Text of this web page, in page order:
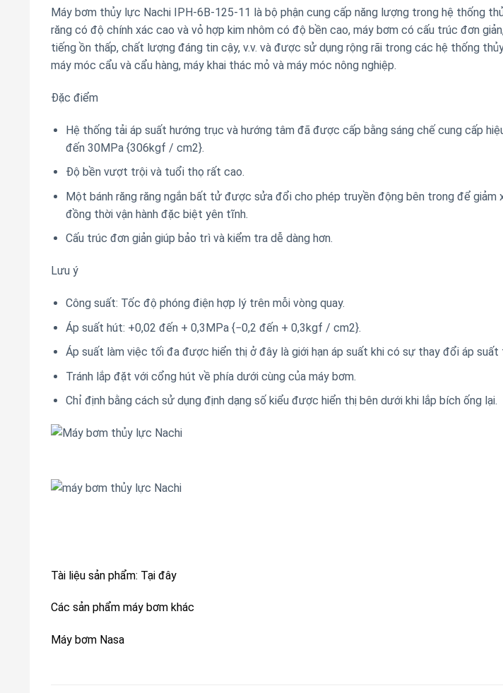
Máy bơm thủy lực Nachi IPH-6B-125-11 là bộ phận cung cấp năng lượng trong hệ thống
răng có độ chính xác cao và vỏ hợp kim nhôm có độ bền cao, máy bơm có cấu trúc đơn
tiếng ồn thấp, chất lượng đáng tin cậy, v.v. và được sử dụng rộng rãi trong các hệ thống
máy móc cẩu và cẩu hàng, máy khai thác mỏ và máy móc nông nghiệp.
Đặc điểm
Hệ thống tải áp suất hướng trục và hướng tâm đã được cấp bằng sáng chế cung cấp
đến 30MPa {306kgf / cm2}.
Độ bền vượt trội và tuổi thọ rất cao.
Một bánh răng răng ngắn bất tử được sửa đổi cho phép truyền động bên trong để giảm
đồng thời vận hành đặc biệt yên tĩnh.
Cấu trúc đơn giản giúp bảo trì và kiểm tra dễ dàng hơn.
Lưu ý
Công suất: Tốc độ phóng điện hợp lý trên mỗi vòng quay.
Áp suất hút: +0,02 đến + 0,3MPa {−0,2 đến + 0,3kgf / cm2}.
Áp suất làm việc tối đa được hiển thị ở đây là giới hạn áp suất khi có sự thay đổi áp suất
Tránh lắp đặt với cổng hút về phía dưới cùng của máy bơm.
Chỉ định bằng cách sử dụng định dạng số kiểu được hiển thị bên dưới khi lắp bích ống lại.
Tài liệu sản phẩm: Tại đây
Các sản phẩm máy bơm khác
Máy bơm Nasa